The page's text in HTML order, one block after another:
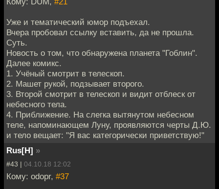
Уже и тематический юмор подъехал.
Вчера пробовал ссылку вставить, да не прошла.
Суть.
Новость о том, что обнаружена планета "Гоблин".
Далее комикс.
1. Учёный смотрит в телескоп.
2. Машет рукой, подзывает второго.
3. Второй смотрит в телескоп и видит отблеск от
небесного тела.
4. Приближение. На слегка вытянутом небесном
теле, напоминающем Луну, проявляются черты Д.Ю.
и тело вещает: "Я вас категорически приветствую!"
Rus[H] »
#43 | 04.10.18 12:02
Кому: odopr, #37